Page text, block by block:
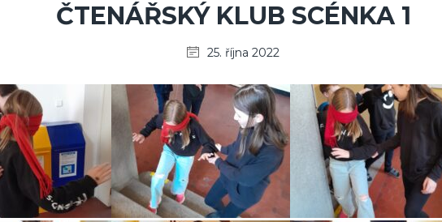
ČTENÁŘSKÝ KLUB SCÉNKA 1
25. října 2022